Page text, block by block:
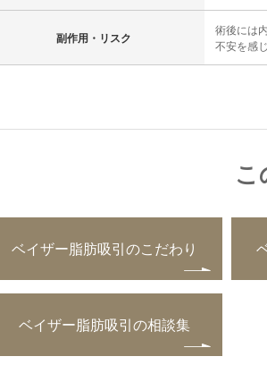
副作用・リスク
術後には
不安を感
こ
ベイザー脂肪吸引のこだわり
ベイザー脂肪吸引の相談集